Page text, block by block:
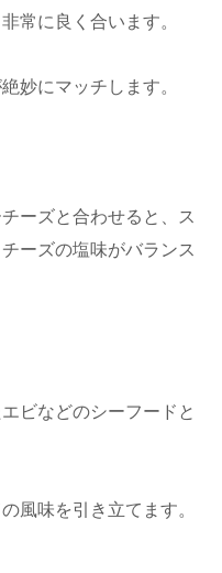
常に良く合います。
妙にマッチします。
ーズと合わせると、ス
ーズの塩味がバランス
ビなどのシーフードと
風味を引き立てます。